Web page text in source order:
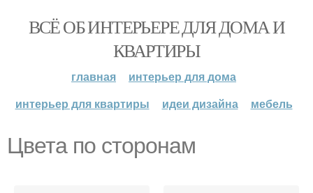
ВСЁ ОБ ИНТЕРЬЕРЕ ДЛЯ ДОМА И
КВАРТИРЫ
главная
интерьер для дома
интерьер для квартиры
идеи дизайна мебель
Цвета по сторонам